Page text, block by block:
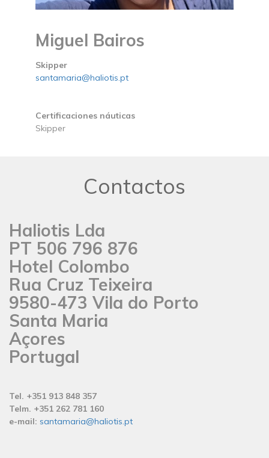
Miguel Bairos
Skipper
santamaria@haliotis.pt
Certificaciones náuticas
Skipper
Contactos
Haliotis Lda
PT 506 796 876
Hotel Colombo
Rua Cruz Teixeira
9580-473 Vila do Porto
Santa Maria
Açores
Portugal
Tel. +351 913 848 357
Telm. +351 262 781 160
e-mail: santamaria@haliotis.pt